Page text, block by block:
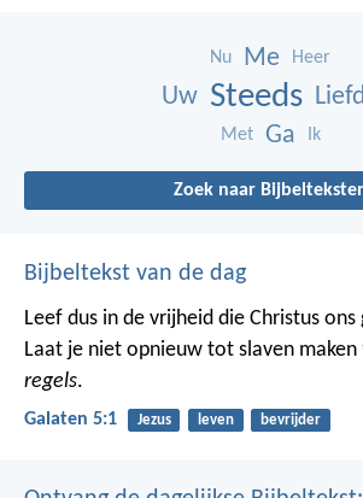
Nu Me Heer
Uw Steeds
Met Ga Ik
Zoek naar
Bijbeltekst van de dag
Leef dus in de vrijheid die Christus ons
Laat je niet opnieuw tot slaven maken
regels.
Galaten 5:1 Jezus leven bevrijder